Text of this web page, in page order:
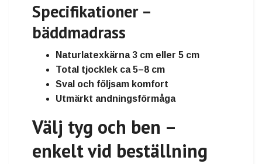
Specifikationer –
bäddmadrass
Naturlatexkärna 3 cm eller 5 cm
Total tjocklek ca 5–8 cm
Sval och följsam komfort
Utmärkt andningsförmåga
Välj tyg och ben –
enkelt vid beställning